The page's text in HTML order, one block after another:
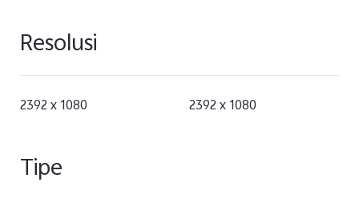
Resolusi
2392 x 1080 2392 x 1080
Tipe